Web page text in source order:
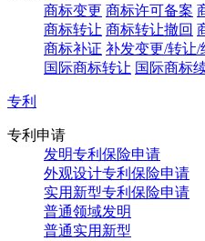
商标变更 商标许可备案
商标转让 商标转让撤回
商标补证 补发变更/转让
国际商标转让 国际商标
专利
专利申请
发明专利保险申请
外观设计专利保险申请
实用新型专利保险申请
普通领域发明
普通实用新型